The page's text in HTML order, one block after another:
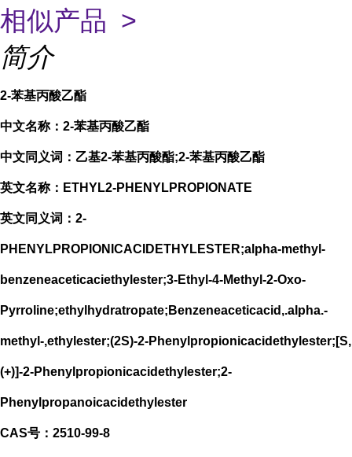
相似产品 >
简介
2-苯基丙酸乙酯
中文名称：2-苯基丙酸乙酯
中文同义词：乙基2-苯基丙酸酯;2-苯基丙酸乙酯
英文名称：ETHYL2-PHENYLPROPIONATE
英文同义词：2-
PHENYLPROPIONICACIDETHYLESTER;alpha-methyl-
benzeneaceticaciethylester;3-Ethyl-4-Methyl-2-Oxo-
Pyrroline;ethylhydratropate;Benzeneaceticacid,.alpha.-
methyl-,ethylester;(2S)-2-Phenylpropionicacidethylester;[S,
(+)]-2-Phenylpropionicacidethylester;2-
Phenylpropanoicacidethylester
CAS号：2510-99-8